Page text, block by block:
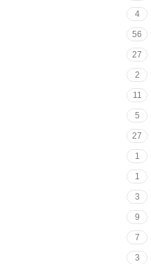
4
56
27
2
11
5
27
1
1
3
9
7
3